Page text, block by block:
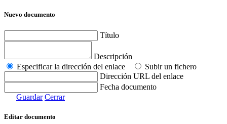
Nuevo documento
Título
Descripción
Especificar la dirección del enlace
Subir un fichero
Dirección URL del enlace
Fecha documento
Guardar Cerrar
Editar documento